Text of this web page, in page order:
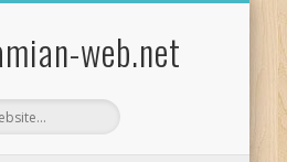
web.net